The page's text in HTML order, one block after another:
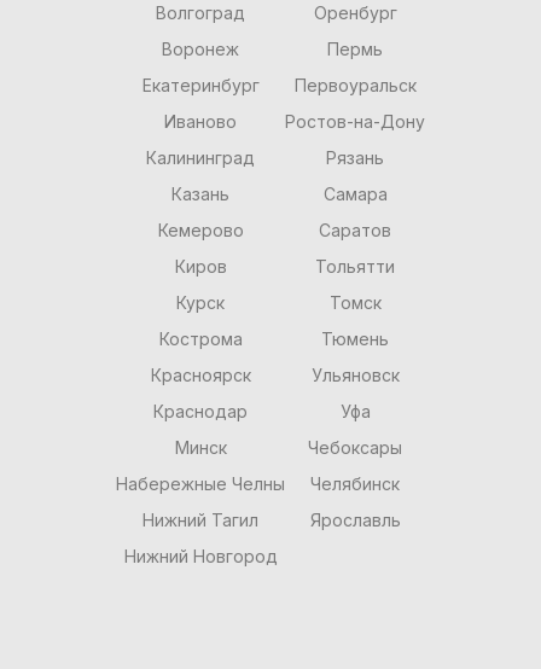
Волгоград
Воронеж
Екатеринбург
Иваново
Калининград
Казань
Кемерово
Киров
Курск
Кострома
Красноярск
Краснодар
Минск
Набережные Челны
Нижний Тагил
Нижний Новгород
Оренбург
Пермь
Первоуральск
Ростов-на-Дону
Рязань
Самара
Саратов
Тольятти
Томск
Тюмень
Ульяновск
Уфа
Чебоксары
Челябинск
Ярославль